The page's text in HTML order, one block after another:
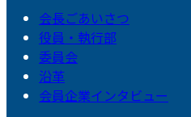
会長ごあいさつ
役員・執行部
委員会
沿革
会員企業インタビュー